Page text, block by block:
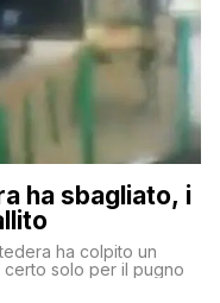
ha sbagliato, i
ha colpito un
solo per il pugno